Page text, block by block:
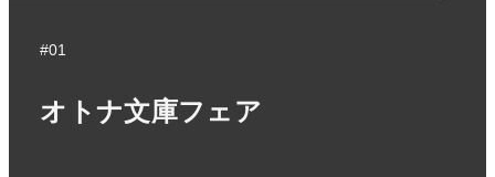
#01
オトナ文庫フェア